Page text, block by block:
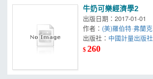
牛奶可樂經濟學2
出版日期：2017-01-01
作者： (美)羅伯特·弗蘭克
出版社： 中國計量出版社
$260